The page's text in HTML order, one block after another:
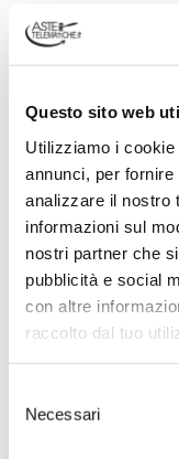
Questo sito web
Utilizziamo i
annunci, per
analizzare il nostro
informazioni sul
nostri partner che
pubblicità e social
con altre
raccolto dal tuo
delNecessari
Descrizione lotto
Civile abitazione
Referente vendita
Avv. Elena
Tipo di vendita
Asincrona
Termine
29/07/2026 23:59:00
Fine gara: